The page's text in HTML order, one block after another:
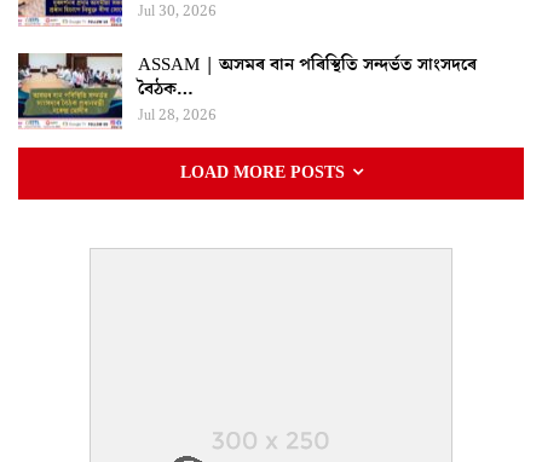
Jul 30, 2026
ASSAM | অসমৰ বান পৰিস্থিতি সন্দৰ্ভত সাংসদৰে
বৈঠক…
Jul 28, 2026
LOAD MORE POSTS